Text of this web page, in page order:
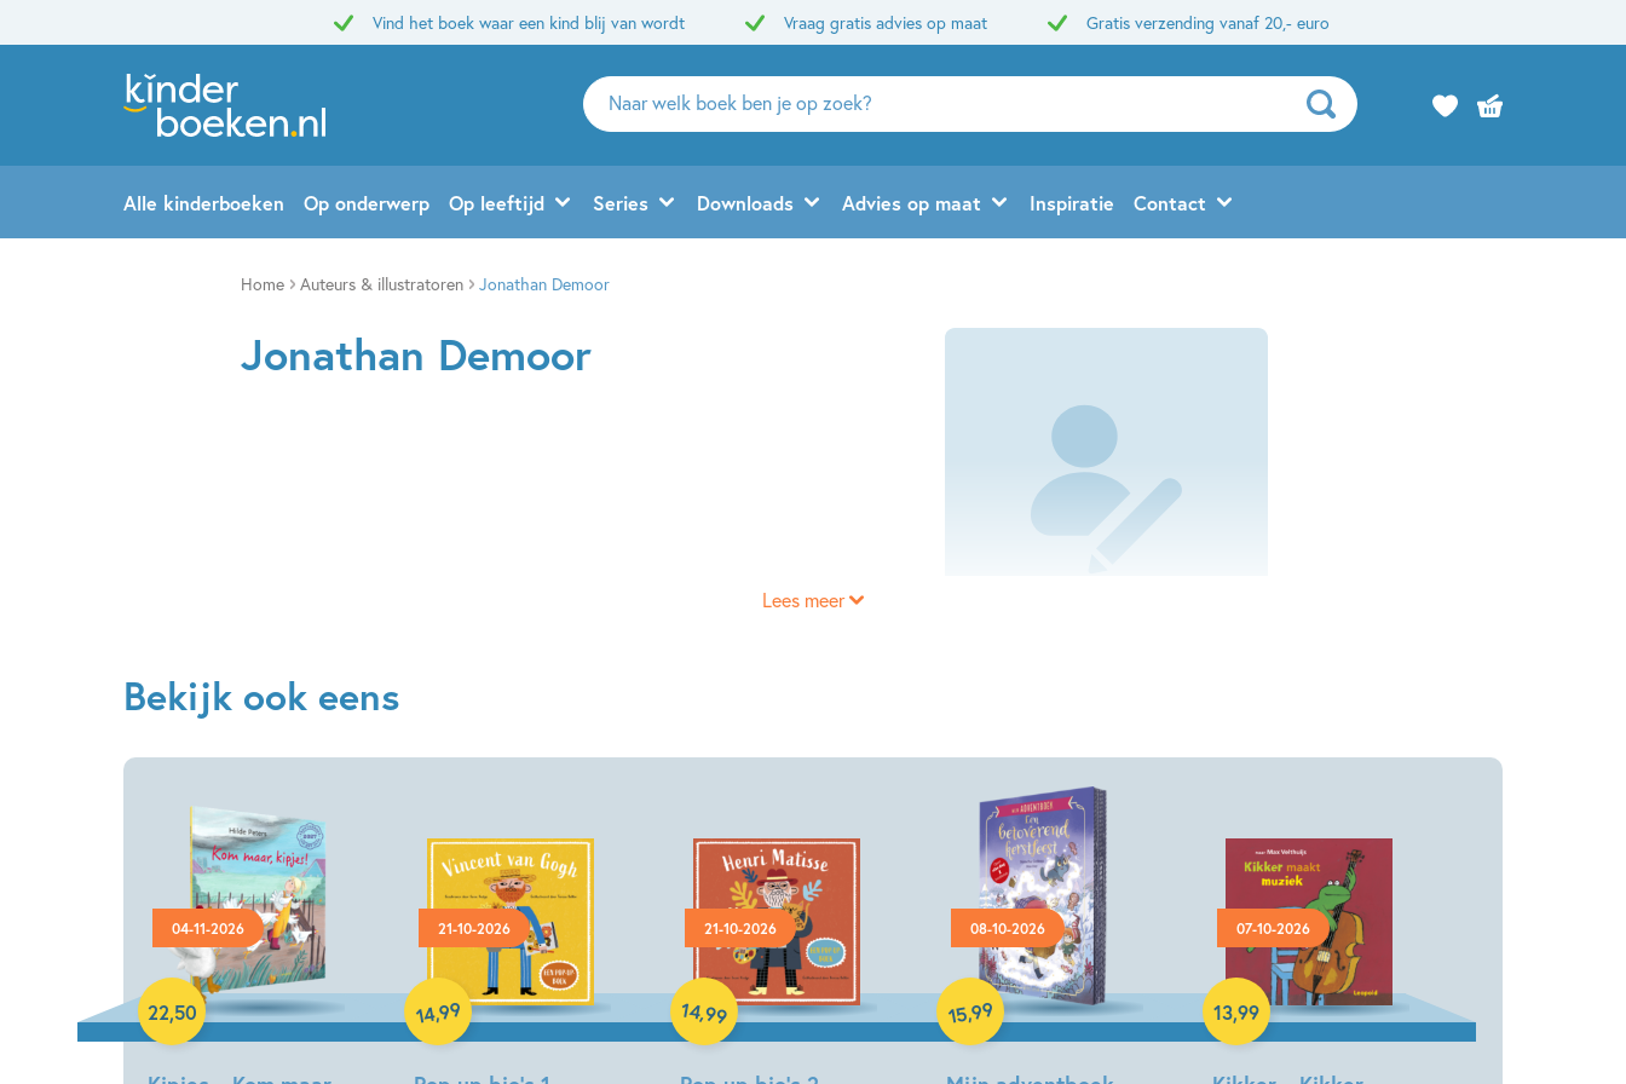
Vind het boek waar een kind blij van wordt Vraag gratis advies op maat Gratis verzending vanaf 20,- euro
Zoeken
naar
en
uitgevers
Alle kinderboeken Op onderwerp Op leeftijd Series Downloads Advies op maat Inspiratie Contact
Home Auteurs & illustratoren Jonathan Demoor
Jonathan Demoor
Lees meer
Bekijk ook eens
04-11-2026
22,50
Hardcover
21-10-2026
14,99
Hardcover
21-10-2026
14,99
Hardcover
08-10-2026
15,99
Paperback
07-10-2026
13,99
Hardcover